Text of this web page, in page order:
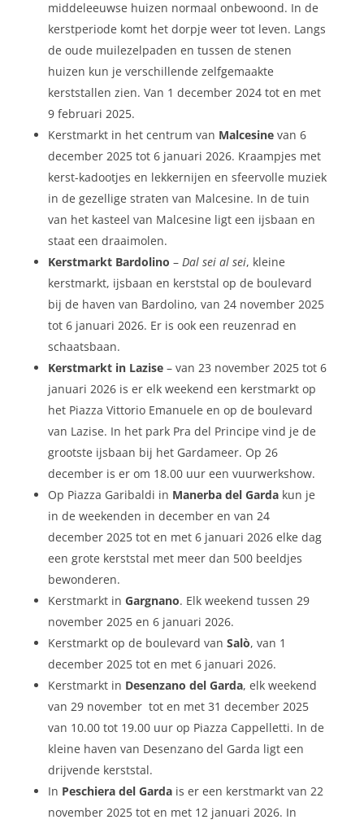
middeleeuwse huizen normaal onbewoond. In de
kerstperiode komt het dorpje weer tot leven. Langs
de oude muilezelpaden en tussen de stenen
huizen kun je verschillende zelfgemaakte
kerststallen zien. Van 1 december 2024 tot en met
9 februari 2025.
Kerstmarkt in het centrum van Malcesinevan 6
december 2025 tot 6 januari 2026. Kraampjes met
kerst-kadootjes en lekkernijen en sfeervolle muziek
in de gezellige straten van Malcesine. In de tuin
van het kasteel van Malcesine ligt een ijsbaan en
staat een draaimolen.
Kerstmarkt Bardolino – Dal sei al sei, kleine
kerstmarkt, ijsbaan en kerststal op de boulevard
bij de haven van Bardolino, van 24 november 2025
tot 6 januari 2026. Er is ook een reuzenrad en
schaatsbaan.
Kerstmarkt in Lazise– van 23 november 2025 tot 6
januari 2026 is er elk weekend een kerstmarkt op
het Piazza Vittorio Emanuele en op de boulevard
van Lazise. In het park Pra del Principe vind je de
grootste ijsbaan bij het Gardameer. Op 26
december is er om 18.00 uur een vuurwerkshow.
Op Piazza Garibaldi in Manerba del Gardakun je
in de weekenden in december en van 24
december 2025 tot en met 6 januari 2026 elke dag
een grote kerststal met meer dan 500 beeldjes
bewonderen.
Kerstmarkt in Gargnano. Elk weekend tussen 29
november 2025 en 6 januari 2026.
Kerstmarkt op de boulevard van Salò, van 1
december 2025 tot en met 6 januari 2026.
Kerstmarkt in Desenzano del Garda, elk weekend
van 29 november tot en met 31 december 2025
van 10.00 tot 19.00 uur op Piazza Cappelletti. In de
kleine haven van Desenzano del Garda ligt een
drijvende kerststal.
In Peschiera del Gardais er een kerstmarkt van 22
november 2025 tot en met 12 januari 2026. In